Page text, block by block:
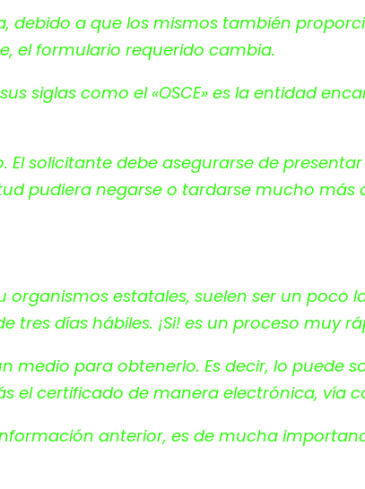
debido a que los mismos también
el formulario requerido cambia.
siglas como el «OSCE» es la entidad
solicitante debe asegurarse de
pudiera negarse o tardarse mucho más
estatales, suelen ser un poco
tres días hábiles. ¡Si! es un proceso muy
medio para obtenerlo. Es decir, lo puede
el certificado de manera electrónica, vía
anterior, es de mucha